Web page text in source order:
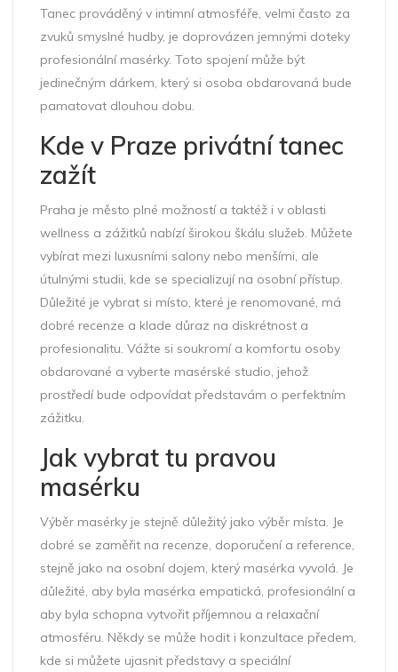
Tanec prováděný v intimní atmosféře, velmi často za
zvuků smyslné hudby, je doprovázen jemnými doteky
profesionální masérky. Toto spojení může být
jedinečným dárkem, který si osoba obdarovaná bude
pamatovat dlouhou dobu.
Kde v Praze privátní tanec
zažít
Praha je město plné možností a taktéž i v oblasti
wellness a zážitků nabízí širokou škálu služeb. Můžete
vybírat mezi luxusními salony nebo menšími, ale
útulnými studii, kde se specializují na osobní přístup.
Důležité je vybrat si místo, které je renomované, má
dobré recenze a klade důraz na diskrétnost a
profesionalitu. Vážte si soukromí a komfortu osoby
obdarované a vyberte masérské studio, jehož
prostředí bude odpovídat představám o perfektním
zážitku.
Jak vybrat tu pravou
masérku
Výběr masérky je stejně důležitý jako výběr místa. Je
dobré se zaměřit na recenze, doporučení a reference,
stejně jako na osobní dojem, který masérka vyvolá. Je
důležité, aby byla masérka empatická, profesionální a
aby byla schopna vytvořit příjemnou a relaxační
atmosféru. Někdy se může hodit i konzultace předem,
kde si můžete ujasnit představy a speciální